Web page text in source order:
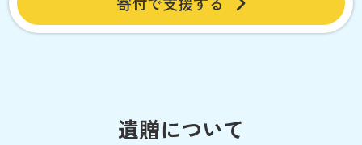
遺贈について